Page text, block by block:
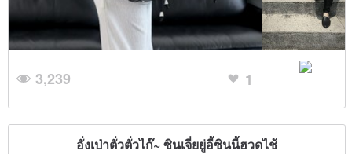
3,239 1
อั่งเป่าตั่วตั่วไก๊~ ซินเจี่ยยู่อี้ซินนี้ฮวดไช้